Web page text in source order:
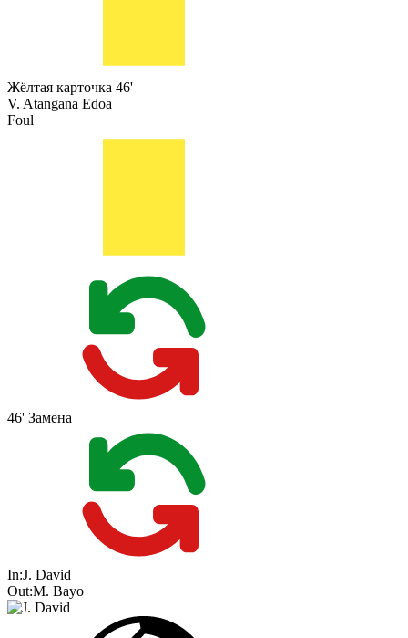
Жёлтая карточка 46'
V. Atangana Edoa
Foul
46' Замена
In:J. David
Out:M. Bayo